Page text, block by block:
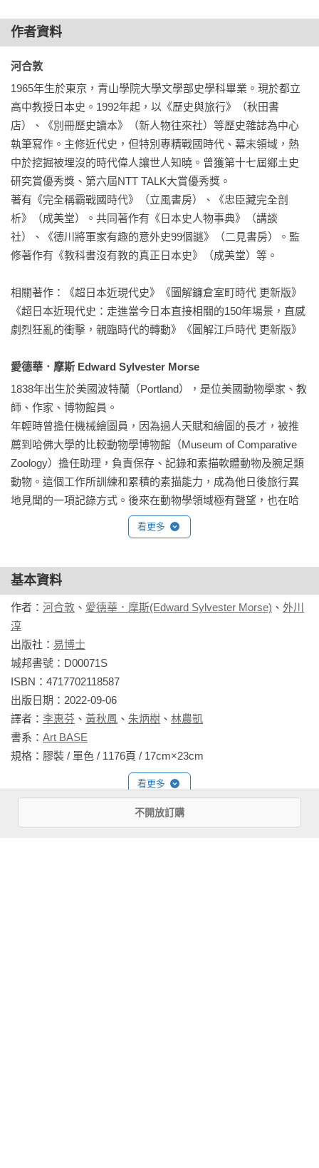
第二冊： 圖解江戶時代 更新版
亂世終告平息，
開啟了兩百六十年的和平，
也讓庶民文化逐漸興起，
開創出熱鬧多元的江戶時代......
戰國後的盛世、當今日本的前朝──江戶時代，在長達兩百六十
年的穩定統治下，不僅建立了當時人口世界第一的大都市，因
應局勢的政治改革、急速發展的各種學問、拓展至地方的文化
本書先從「歷史發展」的角度切入，依循「開創、承襲、改
革、瓦解」的階段，帶領讀者了解江戶時代如何在執政者的鐵
次的改革與黑船帶來的衝擊下，一步步走向動盪不安的幕府末
期。掌握整個時代的脈絡，再從「社會體系」層面認識當時的
社會結構與百姓生活，完整而立體的呈現出江戶時代人們的生
活！
第三冊：明治初期日本住屋文化：建築結構風格、空間配置擺
設、庭園造景布局及周邊環境
307張手繪圖、詳實記述，再現消逝的時代
明治維新後日本歷經西化洗禮，一方面發展成今日所見的高質
量現代化社會，另一方面，用心維護的傳統則日益精緻化。西
化前，那些從日本土地上一點一滴型塑而成的住屋文化，猶如
過去漫長歷史歲月中的時代總結，然後大舉消逝、變形（融
合），或者特殊化，不再是生活日常。
一百五十年前，日本在美國人眼中還是個貧窮的國度。木造、
屋瓦、榻榻米、緣廊、庭園、茶道、跪坐，看似質樸卻又在細
微處雕琢，對剎那殞落之美的追尋銘刻於工藝和儀式的職人技
法，卻又與今日日本若符一契。
本書作者以民族學研究方法，耗時三年的田野調查，輔以栩栩
作者資料
河合敦
1965年生於東京，青山學院大學文學部史學科畢業。現於都立
高中教授日本史。1992年起，以《歷史與旅行》（秋田書
店）、《別冊歷史讀本》（新人物往來社）等歷史雜誌為中心
執筆寫作。主修近代史，但特別專精戰國時代、幕末領域，熱
中於挖掘被埋沒的時代偉人讓世人知曉。曾獲第十七屆鄉土史
研究賞優秀獎、第六屆NTT TALK大賞優秀獎。
著有《完全稱霸戰國時代》（立風書房）、《忠臣藏完全剖
析》（成美堂）。共同著作有《日本史人物事典》（講談
社）、《德川將軍家有趣的意外史99個謎》（二見書房）。監
修著作有《教科書沒有教的真正日本史》（成美堂）等。
相關著作：《超日本近現代史》《圖解鐮倉室町時代 更新版》
《超日本近現代史：走進當今日本直接相關的150年場景，直感
劇烈狂亂的衝擊，親臨時代的轉動》《圖解江戶時代 更新版》
愛德華．摩斯 Edward Sylvester Morse
1838年出生於美國波特蘭（Portland），是位美國動物學家、教
師、作家、博物館員。
年輕時曾擔任機械繪圖員，因為過人天賦和繪圖的長才，被推
薦到哈佛大學的比較動物學博物館（Museum of Comparative
Zoology）擔任助理，負責保存、記錄和素描軟體動物及腕足類
動物。這個工作所訓練和累積的素描能力，成為他日後旅行異
地見聞的一項記錄方式。後來在動物學領域極有聲望，也在哈
第一次到達日本。當時日本正處於強力引進西方科學的明治維
新時期，因其專業成為東京帝國大學（現東京大學）第一位動
物學的教授。在日本期間他編撰了本書，成為美國人對日本的
生活觀察紀錄經典著作。摩斯在日本最有名的事蹟之一，即為
發掘了大森貝塚（於東京都品川區），建立了日本人類學和考
古學的基礎。因為細膩的觀察力，並透過和日本學者和鑑賞家
的來往學習，也培養了陶器鑑賞的專業知識，累積擁有超過五
千件豐富的陶器收藏，這些藝術收藏品後來成為波士頓美術館
（Museum of Fine Arts, Boston）和皮博迪美術館（Peabody
Essex Museum）的亞洲收藏品的基礎。
1963年生於神奈川縣。早稻田大學第一文學部日本史學專修畢
業。曾任新人物往來社《歷史讀本》編輯，現為歷史評論家。
看更多
基本資料
作者： 河合敦 、 愛德華．摩斯(Edward Sylvester Morse) 、 外川
淳
出版社： 易博士
城邦書號：D00071S
ISBN：4717702118587
出版日期：2022-09-06
譯者： 李惠芬 、 黃秋鳳 、 朱炳樹 、 林農凱
書系： Art BASE
規格：膠裝 / 單色 / 1176頁 / 17cm×23cm
看更多
相關書籍
不開放訂購